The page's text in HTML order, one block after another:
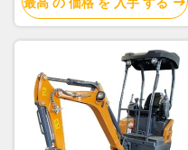
めの自分のロゴ